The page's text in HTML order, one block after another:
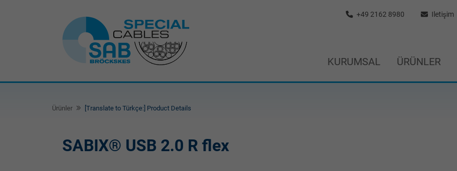
+49 2162 8980 Iletişim
KURUMSAL ÜRÜNLER
Ürünler [Translate to Türkçe:] Product Details
SABIX® USB 2.0 R flex